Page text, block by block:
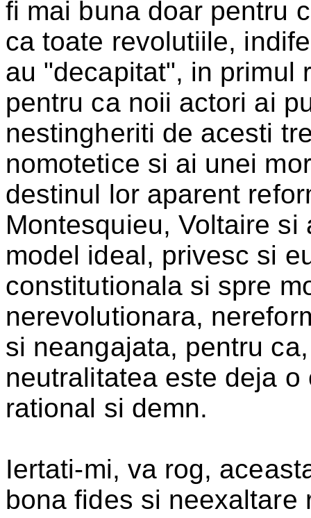
fi mai buna doar pentru
ca toate revolutiile,
au "decapitat", in primul
pentru ca noii actori ai
nestingheriti de acesti
nomotetice si ai unei
destinul lor aparent
Montesquieu, Voltaire
model ideal, privesc si
constitutionala si spre
nerevolutionara,
si neangajata, pentru
neutralitatea este deja
rational si demn.
Iertati-mi, va rog,
bona fides si neexaltare